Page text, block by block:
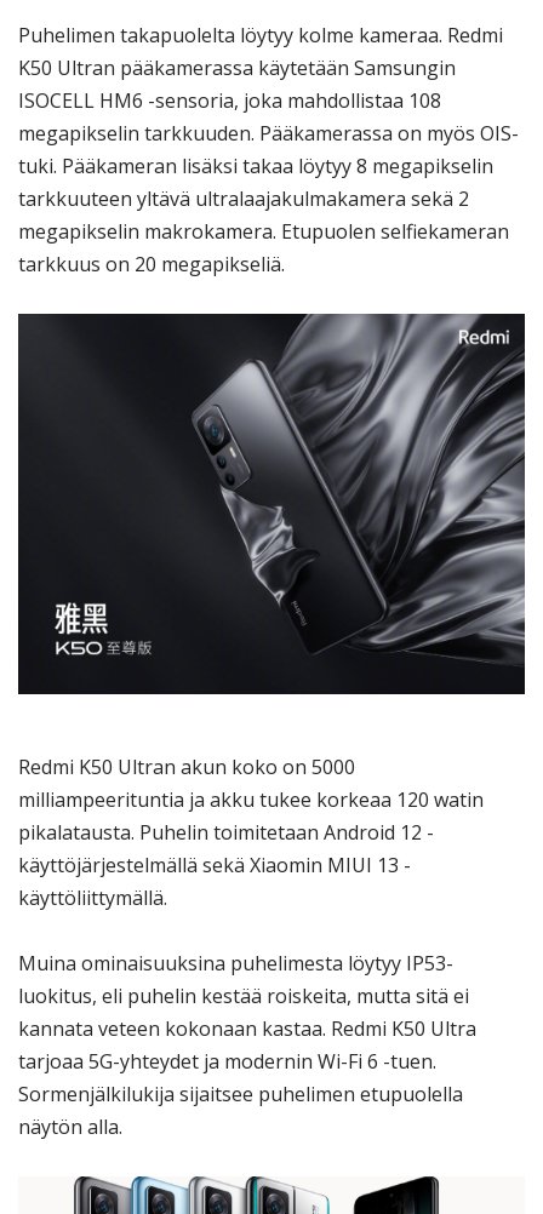
Puhelimen takapuolelta löytyy kolme kameraa. Redmi
K50 Ultran pääkamerassa käytetään Samsungin
ISOCELL HM6 -sensoria, joka mahdollistaa 108
megapikselin tarkkuuden. Pääkamerassa on myös OIS-
tuki. Pääkameran lisäksi takaa löytyy 8 megapikselin
tarkkuuteen yltävä ultralaajakulmakamera sekä 2
megapikselin makrokamera. Etupuolen selfiekameran
tarkkuus on 20 megapikseliä.
Redmi K50 Ultran akun koko on 5000
milliampeerituntia ja akku tukee korkeaa 120 watin
pikalatausta. Puhelin toimitetaan Android 12 -
käyttöjärjestelmällä sekä Xiaomin MIUI 13 -
käyttöliittymällä.
Muina ominaisuuksina puhelimesta löytyy IP53-
luokitus, eli puhelin kestää roiskeita, mutta sitä ei
kannata veteen kokonaan kastaa. Redmi K50 Ultra
tarjoaa 5G-yhteydet ja modernin Wi-Fi 6 -tuen.
Sormenjälkilukija sijaitsee puhelimen etupuolella
näytön alla.